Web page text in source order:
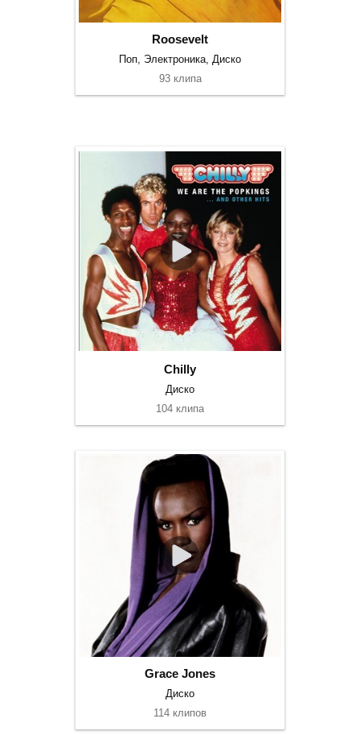
Roosevelt
Поп, Электроника, Диско
93 клипа
Chilly
Диско
104 клипа
Grace Jones
Диско
114 клипов